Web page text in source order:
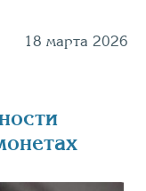
18 марта 2026